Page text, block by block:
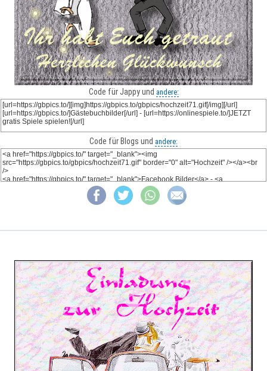
Code für Jappy und andere:
Code für Blogs und andere: